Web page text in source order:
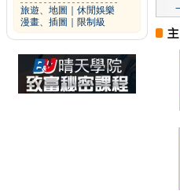
旅遊、地圖
休閒娛樂
漫畫、插圖
限制級